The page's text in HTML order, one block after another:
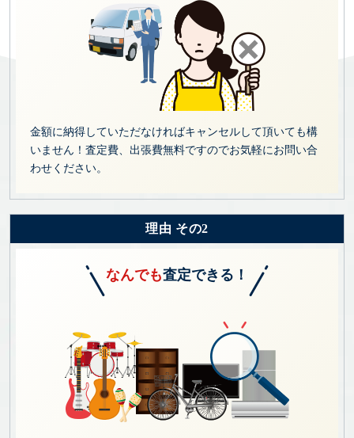
金額に納得していただなければキャンセルして頂いても構
いません！査定費、出張費無料ですのでお気軽にお問い合
わせください。
理由 その2
なんでも査定できる！